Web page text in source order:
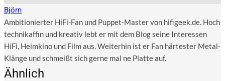
Björn
Ambitionierter HiFi-Fan und Puppet-Master von hifigeek.de. Hoch
technikaffin und kreativ lebt er mit dem Blog seine Interessen
HiFi, Heimkino und Film aus. Weiterhin ist er Fan härtester Metal-
Klänge und schmeißt sich gerne mal ne Platte auf.
Ähnlich